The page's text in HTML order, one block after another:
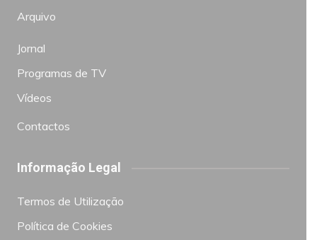
Arquivo
Jornal
Programas de TV
Vídeos
Contactos
Informação Legal
Termos de Utilização
Política de Cookies